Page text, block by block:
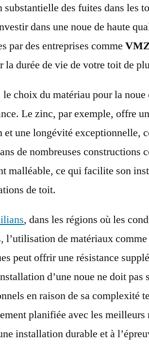
substantielle des fuites dans les
dans une noue de haute
par des entreprises comme
la durée de vie de votre toit de
le choix du matériau pour la
Le zinc, par exemple, offre
et une longévité exceptionnelle,
de nombreuses constructions
malléable, ce qui facilite son
de toit.
, dans les régions où les
l’utilisation de matériaux
peut offrir une résistance
d’une noue ne doit pas
en raison de sa complexité
planifiée avec les
installation durable et à